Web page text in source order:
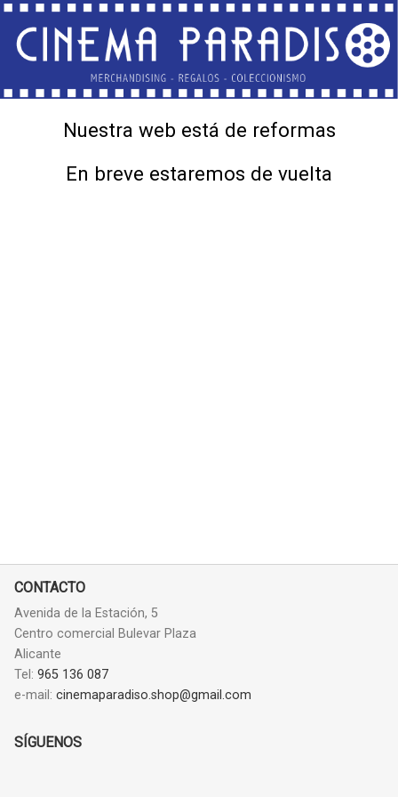
Nuestra web está de reformas
En breve estaremos de vuelta
CONTACTO
Avenida de la Estación, 5
Centro comercial Bulevar Plaza
Alicante
Tel: 965 136 087
e-mail: cinemaparadiso.shop@gmail.com
SÍGUENOS